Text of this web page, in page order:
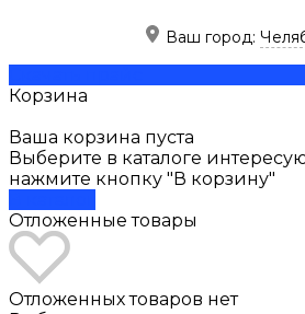
Ваш город:
Корзина
Ваша корзина пуста
Выберите в каталоге
нажмите кнопку "В корзину"
Отложенные товары
Отложенных товаров нет